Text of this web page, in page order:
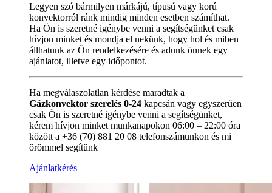
Legyen szó bármilyen márkájú, típusú vagy korú
konvektorról ránk mindig minden esetben számíthat.
Ha Ön is szeretné igénybe venni a segítségünket csak
hívjon minket és mondja el nekünk, hogy hol és miben
állhatunk az Ön rendelkezésére és adunk önnek egy
ajánlatot, illetve egy időpontot.
Ha megválaszolatlan kérdése maradtak a
Gázkonvektor szerelés 0-24 kapcsán vagy egyszerűen
csak Ön is szeretné igénybe venni a segítségünket,
kérem hívjon minket munkanapokon 06:00 – 22:00 óra
között a +36 (70) 881 20 08 telefonszámunkon és mi
örömmel segítünk
Ajánlatkérés